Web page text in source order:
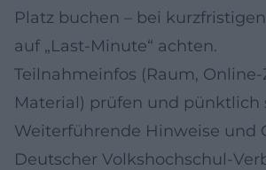
Platz buchen – bei
auf „Last‑Minute“ achten.
Teilnahmeinfos (Raum,
Material) prüfen und pünktlich
Weiterführende Hinweise und
Deutscher Volkshochschul-